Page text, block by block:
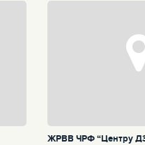
ЖРВВ ЧРФ “Центру